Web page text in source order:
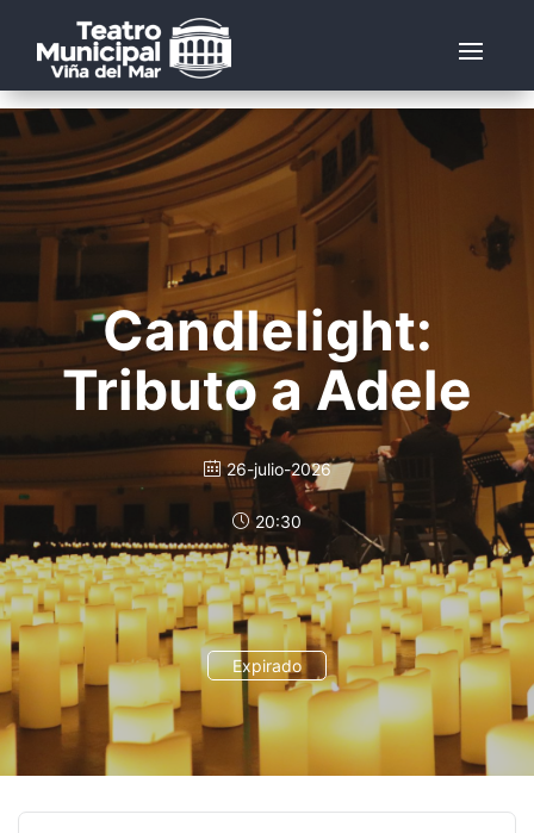
Candlelight:
Tributo a Adele
26-julio-2026
Expirado
20:30